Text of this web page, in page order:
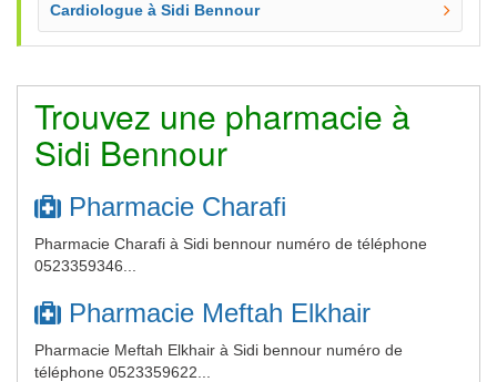
Cardiologue à Sidi Bennour
Trouvez une pharmacie à
Sidi Bennour
Pharmacie Charafi
Pharmacie Charafi à Sidi bennour numéro de téléphone
0523359346...
Pharmacie Meftah Elkhair
Pharmacie Meftah Elkhair à Sidi bennour numéro de
téléphone 0523359622...